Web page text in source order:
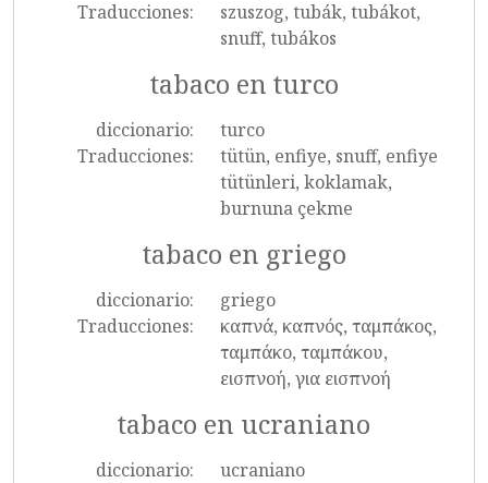
Traducciones:
szuszog, tubák, tubákot,
snuff, tubákos
tabaco en turco
diccionario:
turco
Traducciones:
tütün, enfiye, snuff, enfiye
tütünleri, koklamak,
burnuna çekme
tabaco en griego
diccionario:
griego
Traducciones:
καπνά, καπνός, ταμπάκος,
ταμπάκο, ταμπάκου,
εισπνοή, για εισπνοή
tabaco en ucraniano
diccionario:
ucraniano